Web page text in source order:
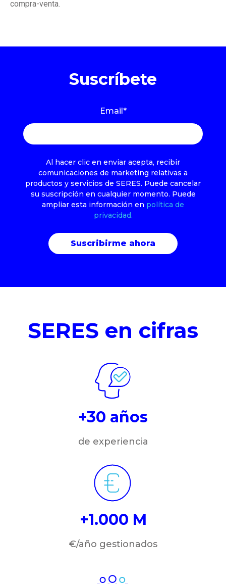
compra-venta.
Suscríbete
Email*
Al hacer clic en enviar acepta, recibir
comunicaciones de marketing relativas a
productos y servicios de SERES. Puede cancelar
su suscripción en cualquier momento. Puede
ampliar esta información en política de
privacidad.
SERES en cifras
+30 años
de experiencia
+1.000 M
€/año gestionados